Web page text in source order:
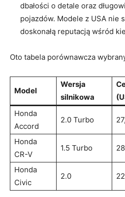
dbałości o detale oraz
pojazdów. Modele z USA nie
doskonałą reputacją wśród
Oto tabela porównawcza
Model
Wersja
silnikowa
Honda
Accord
2.0 Turbo
Honda
CR-V
1.5 Turbo
Honda
Civic
2.0